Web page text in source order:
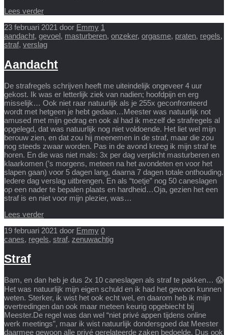
Lees verder
23 februari 2021 door Emmy 1
aandacht, gevoel, masturberen, onzeker, orgasme, praten, regels,
straf, verslag
Aandacht
De strafregels schrijven heeft me uiteindelijk ongeveer 4 uur
gekost. Ik was er letterlijk ziek van nadien; hoofdpijn en erg
misselijk… Ook niet raar natuurlijk als je 255x geconfronteerd
wordt met hetgeen je hebt gedaan…Meester was natuurlijk not
amused met mijn gedrag en ook al had ik mezelf de strafregels al
opgelegd, dat was natuurlijk nog niet voldoende. Het liet wel mijn
berouw zien, en dat zou hij meenemen in de straf, maar die zou
nog steeds zwaar worden. Pas in de avond kreeg ik mijn straf te
horen. En die was niet mals: 3x per dag verplicht masturberen en
klaarkomen (’s morgens, meteen na het avondeten en voor het
slapen gaan) voor 5 dagen lang, daarna 7 dagen totale onthouding.
Iedere dag verslag uitbrengen. En als “toetje” nog 50 caneslagen
op een nader te bepalen plaats en hardheid…Oja, gezien het een
straf is en niet voor mijn plezier, was…
Lees verder
19 februari 2021 door Emmy 0
canes, regels, straf, zenuwachtig
Straf
Bam, en dan heb je dus 2x 10 caneslagen als straf te pakken… 😱
Het was natuurlijk mijn eigen schuld en ik had het gewoon kunnen
weten. Sterker, ik wist het ook echt wel, en daarom heb ik mijn
overtredingen dan ook maar meteen keurig opgebiecht bij
Meester.De regel was dan wel “niet privé appen tijdens online
werk meetings”, maar ik wist natuurlijk dondersgoed dat Meester
daarmee gewoon alle privé gerelateerde zaken bedoelde. Dus ook